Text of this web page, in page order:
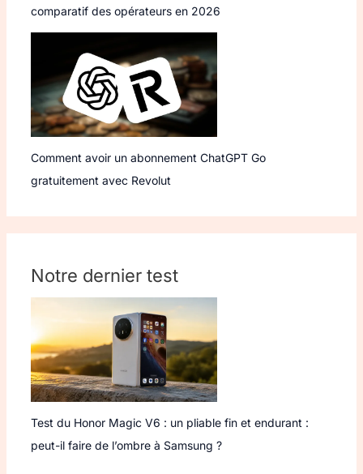
comparatif des opérateurs en 2026
Comment avoir un abonnement ChatGPT Go
gratuitement avec Revolut
Notre dernier test
Test du Honor Magic V6 : un pliable fin et endurant :
peut-il faire de l’ombre à Samsung ?